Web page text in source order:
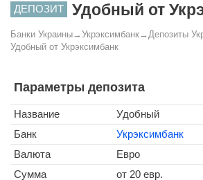
ДЕПОЗИТ Удобный от
Банки Украины→ Укрэксимбанк→ Депозиты
Удобный от Укрэксимбанк
Параметры депозита
Название
Удобный
Банк
Укрэксимбанк
Валюта
Евро
Сумма
от 20 евр.